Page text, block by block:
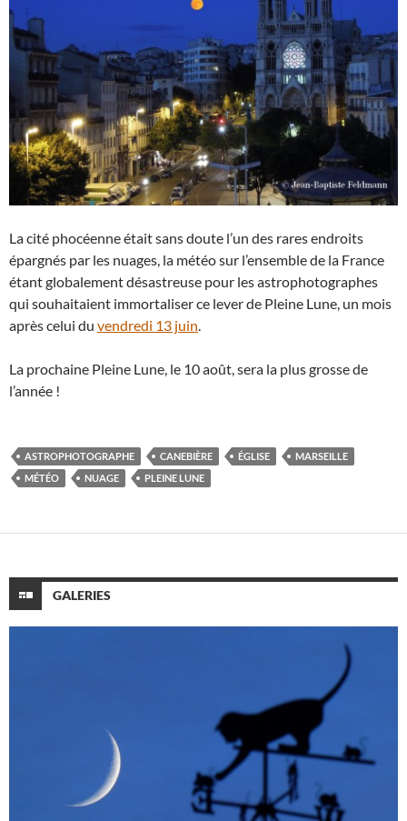
La cité phocéenne était sans doute l’un des rares endroits
épargnés par les nuages, la météo sur l’ensemble de la France
étant globalement désastreuse pour les astrophotographes
qui souhaitaient immortaliser ce lever de Pleine Lune, un mois
après celui du vendredi 13 juin.
La prochaine Pleine Lune, le 10 août, sera la plus grosse de
l’année !
ASTROPHOTOGRAPHE CANEBIÈRE ÉGLISE
MARSEILLE
MÉTÉO
NUAGE PLEINE LUNE
GALERIES